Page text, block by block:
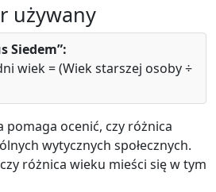
używany
Siedem”:
wiek = (Wiek starszej osoby ÷
pomaga ocenić, czy różnica
wytycznych społecznych.
różnica wieku mieści się w tym